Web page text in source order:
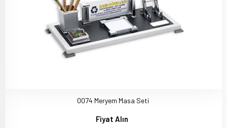
0074 Meryem Masa Seti
Fiyat Alın